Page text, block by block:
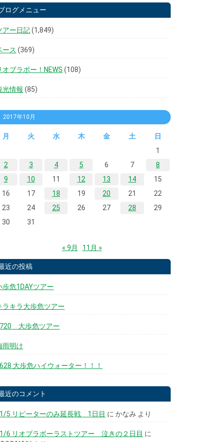
ログメニュー
アー日記(1,849)
ース (369)
オブラボー！NEWS (108)
光情報 (85)
2017年10月
月 火 水 木 金 土
日
1
2
3 4 5 6 7
8
9
10 11 12 13 14
15
16
17 18 19 20 21
22
23
24 25 26 27 28
29
30
31
« 9月 11月 »
近の投稿
歩危1DAYツアー
ラキラ大歩危ツアー
大歩危ツアー
雨明け
大歩危ハイウォーター！！！
近のコメント
5 リピーターのみ延長戦 1日目 に かなみ より
6 リオブラボーラストツアー 泣きの２日目 に